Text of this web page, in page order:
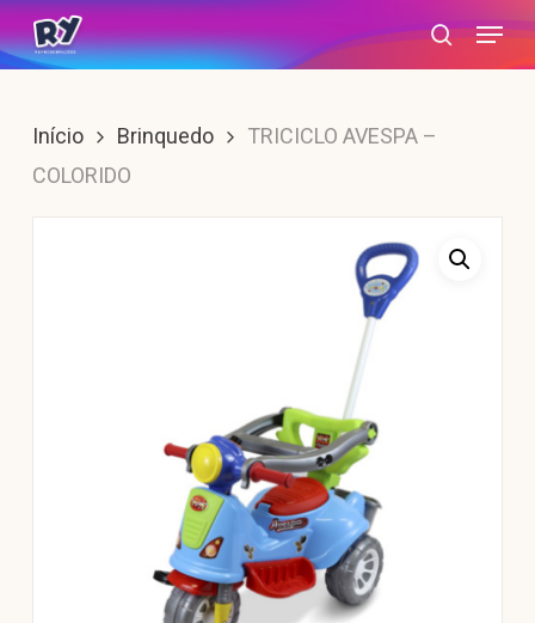
Skip
to
content
search
Menu
Início Brinquedo
TRICICLO AVESPA –
COLORIDO